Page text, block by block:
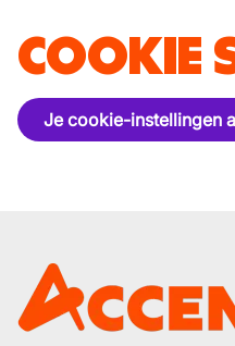
COOKIE
Je cookie-instellingen